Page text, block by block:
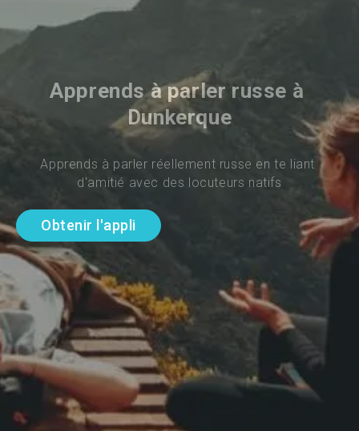
Apprends à parler russe à
Dunkerque
Apprends à parler réellement russe en te liant
d'amitié avec des locuteurs natifs
Obtenir l'appli